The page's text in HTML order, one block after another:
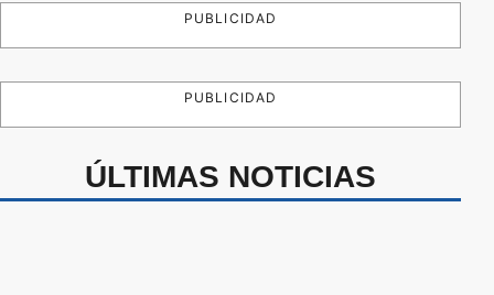
PUBLICIDAD
PUBLICIDAD
ÚLTIMAS NOTICIAS